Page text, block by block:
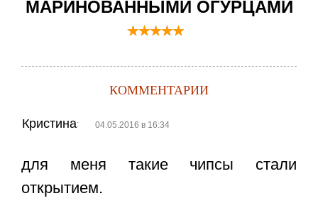
МАРИНОВАННЫМИ ОГУРЦАМИ
КОММЕНТАРИИ
Кристина: 04.05.2016 в 16:34
для меня такие чипсы стали
открытием.